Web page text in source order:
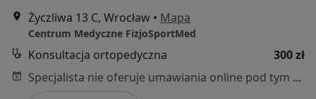
Życzliwa 13 C, Wrocław • Mapa
Centrum Medyczne FizjoSportMed
Konsultacja ortopedyczna
300 zł
Specjalista nie oferuje umawiania online pod tym adresem.